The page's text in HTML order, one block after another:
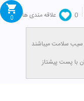
0
علاقه مندی ها
0